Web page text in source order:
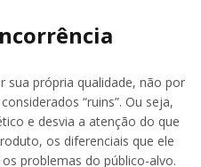
sua própria qualidade, não por
“ruins”. Ou seja,
e desvia a atenção do que
os diferenciais que ele
problemas do público-alvo.